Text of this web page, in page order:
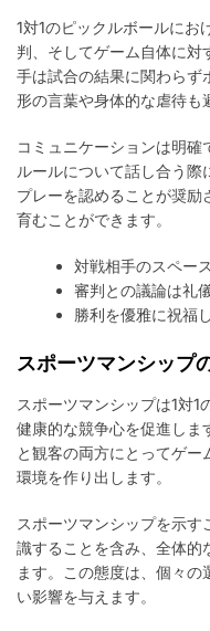
1対1のピックルボールにお
判、そしてゲーム自体に対
手は試合の結果に関わらず
形の言葉や身体的な虐待も
コミュニケーションは明
ルールについて話し合う
プレーを認めることが奨励
育むことができます。
対戦相手のスペー
審判との議論は礼
勝利を優雅に祝福
スポーツマンシップ
スポーツマンシップは1対1
健康的な競争心を促進しま
と観客の両方にとってゲー
環境を作り出します。
スポーツマンシップを示
識することを含み、全体的
ます。この態度は、個々
い影響を与えます。